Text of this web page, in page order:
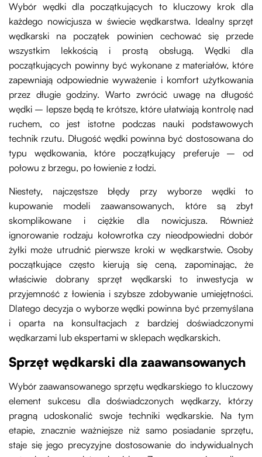
Wybór wędki dla początkujących to kluczowy krok dla
każdego nowicjusza w świecie wędkarstwa. Idealny sprzęt
wędkarski na początek powinien cechować się przede
wszystkim lekkością i prostą obsługą. Wędki dla
początkujących powinny być wykonane z materiałów, które
zapewniają odpowiednie wyważenie i komfort użytkowania
przez długie godziny. Warto zwrócić uwagę na długość
wędki – lepsze będą te krótsze, które ułatwiają kontrolę nad
ruchem, co jest istotne podczas nauki podstawowych
technik rzutu. Długość wędki powinna być dostosowana do
typu wędkowania, które początkujący preferuje – od
połowu z brzegu, po łowienie z łodzi.
Niestety, najczęstsze błędy przy wyborze wędki to
kupowanie modeli zaawansowanych, które są zbyt
skomplikowane i ciężkie dla nowicjusza. Również
ignorowanie rodzaju kołowrotka czy nieodpowiedni dobór
żyłki może utrudnić pierwsze kroki w wędkarstwie. Osoby
początkujące często kierują się ceną, zapominając, że
właściwie dobrany sprzęt wędkarski to inwestycja w
przyjemność z łowienia i szybsze zdobywanie umiejętności.
Dlatego decyzja o wyborze wędki powinna być przemyślana
i oparta na konsultacjach z bardziej doświadczonymi
wędkarzami lub ekspertami w sklepach wędkarskich.
Sprzęt wędkarski dla zaawansowanych
Wybór zaawansowanego sprzętu wędkarskiego to kluczowy
element sukcesu dla doświadczonych wędkarzy, którzy
pragną udoskonalić swoje techniki wędkarskie. Na tym
etapie, znacznie ważniejsze niż samo posiadanie sprzętu,
staje się jego precyzyjne dostosowanie do indywidualnych